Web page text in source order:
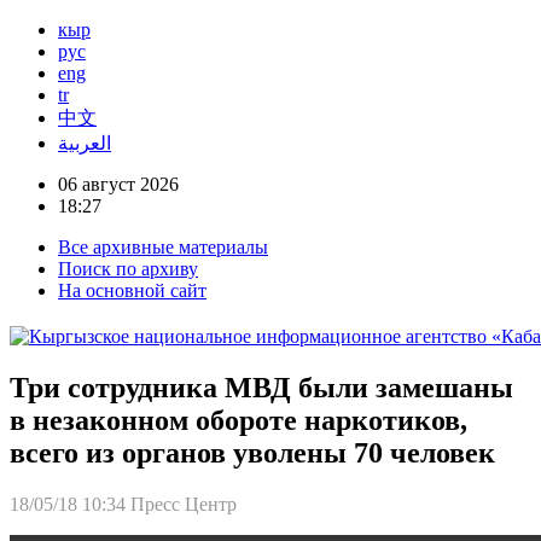
кыр
рус
eng
tr
中文
العربية
06 август 2026
18:27
Все архивные материалы
Поиск по архиву
На основной сайт
Три сотрудника МВД были замешаны
в незаконном обороте наркотиков,
всего из органов уволены 70 человек
18/05/18 10:34 Пресс Центр